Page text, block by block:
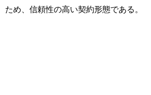
ため、信頼性の高い契約形態である。